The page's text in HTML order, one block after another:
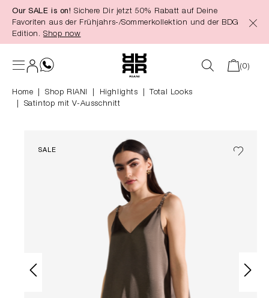
springen
Our SALE is on! Sichere Dir jetzt 50% Rabatt auf Deine
Favoriten aus der Frühjahrs-/Sommerkollektion und der BDG
Edition. Shop now
(0)
Home Shop RIANI Highlights
Total Looks
Satintop mit V-Ausschnitt
SALE